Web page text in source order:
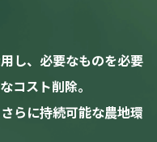
し、必要なものを必要
コスト削除。
らに持続可能な農地環